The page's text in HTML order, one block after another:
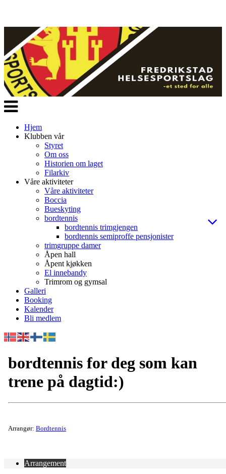
Veksle
navigasjon
Hjem
Klubben vår
Styret
Om oss
Historien om laget
Filarkiv
Våre aktiviteter
Våre aktiviteter
Boccia
Bueskyting
bordtennis
bordtennis trimgjengen
bordtennis semiproffe pensjonister
trimgruppe damer
Åpen hall
Åpent kjøkken
El innebandy
Trimrom og gymsal
Galleri
Booking
Kalender
Bli medlem
bordtennis for deg som kan
trene på dagtid:)
Arrangør: Bordtennis
Arrangement